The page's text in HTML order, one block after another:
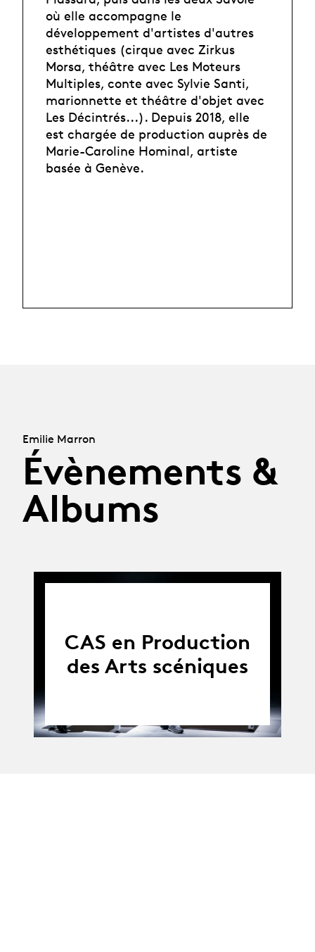
où elle accompagne le
développement d'artistes d'autres
esthétiques (cirque avec Zirkus
Morsa, théâtre avec Les Moteurs
Multiples, conte avec Sylvie Santi,
marionnette et théâtre d'objet avec
Les Décintrés...). Depuis 2018, elle
est chargée de production auprès de
Marie-Caroline Hominal, artiste
basée à Genève.
Emilie Marron
Évènements &
Albums
CAS en Production
des Arts scéniques